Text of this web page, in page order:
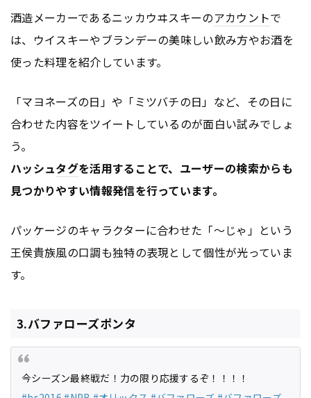
酒造メーカーであるニッカウヰスキーのアカウントで
は、ウイスキーやブランデーの美味しい飲み方やお酒を
使った料理を紹介しています。
「マヨネーズの日」や「ミツバチの日」など、その日に
合わせた内容をツイートしているのが面白い試みでしょ
う。
ハッシュタグを活用することで、ユーザーの検索からも
見つかりやすい情報発信を行っています。
パッケージのキャラクターに合わせた「〜じゃ」という
王侯貴族風の口調も独特の表現として個性が光っていま
す。
3.バファローズポンタ
今シーズン最終戦だ！力の限り応援するぞ！！！！